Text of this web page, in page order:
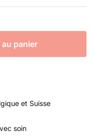
panier
et Suisse
soin